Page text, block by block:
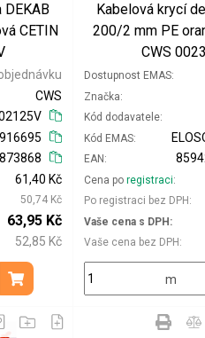
DEKAB
CETIN
CWS
61,40 Kč
50,74 Kč
63,95 Kč
52,85 Kč
Přidat do košíku
Kabelová krycí
200/2 mm PE
CWS
Dostupnost EMAS
Značka
Kód dodavatele
Kód EMAS
EAN
Cena po registraci
Po registraci bez DPH
Vaše cena s DPH
Vaše cena bez DPH
m